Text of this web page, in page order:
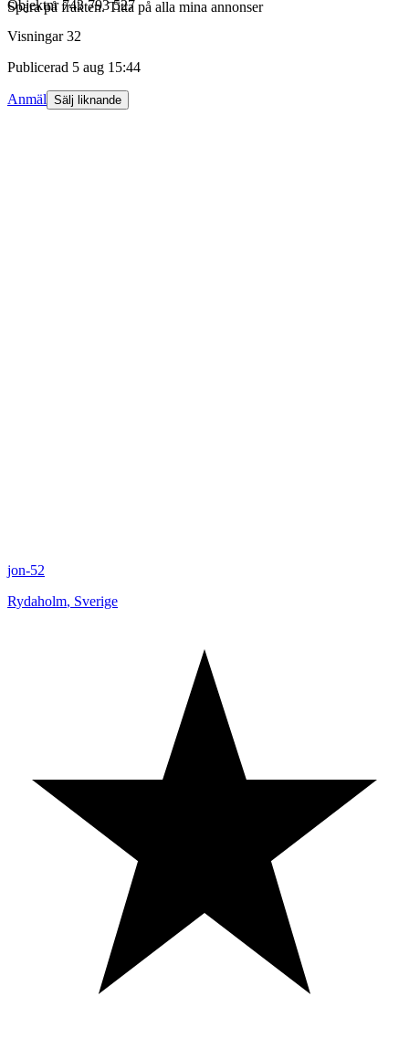
Spara på frakten. Titta på alla mina annonser
Objektnr 743 793 527
Visningar 32
Publicerad 5 aug 15:44
Anmäl Sälj liknande
jon-52
Rydaholm, Sverige